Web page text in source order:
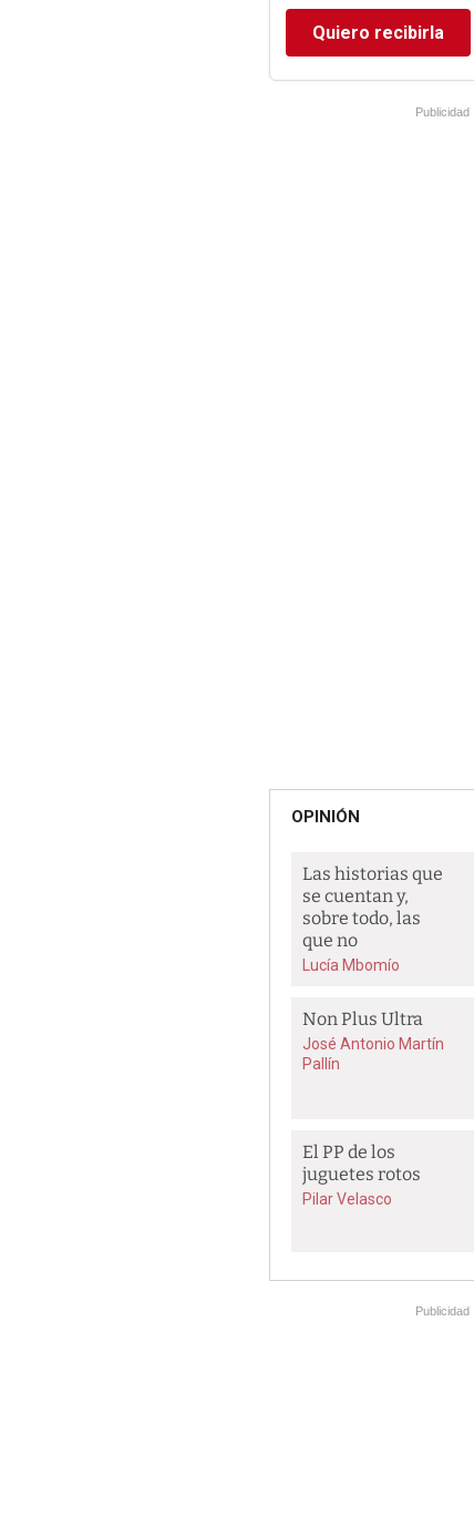
Quiero recibirla
Publicidad
OPINIÓN
Las historias que
se cuentan y,
sobre todo, las
que no
Lucía Mbomío
Non Plus Ultra
José Antonio Martín
Pallín
El PP de los
juguetes rotos
Pilar Velasco
Publicidad